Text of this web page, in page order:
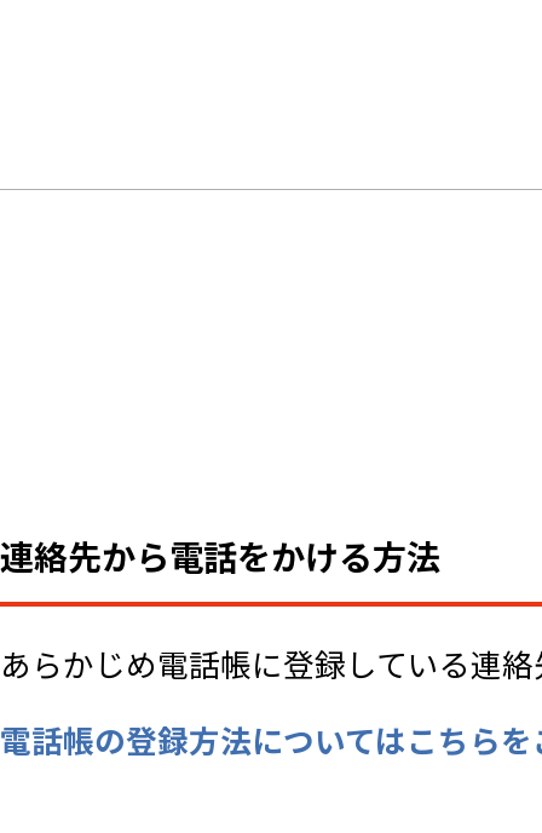
連絡先から電話をかける方法
あらかじめ電話帳に登録している連
電話帳の登録方法についてはこちら